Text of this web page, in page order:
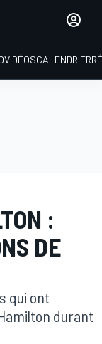
VIDÉOSCALENDRIER
:
DE
qui ont
durant